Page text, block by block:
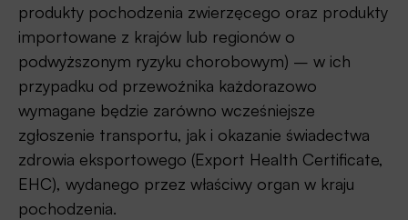
produkty pochodzenia zwierzęcego oraz produkty
importowane z krajów lub regionów o
podwyższonym ryzyku chorobowym) – w ich
przypadku od przewoźnika każdorazowo
wymagane będzie zarówno wcześniejsze
zgłoszenie transportu, jak i okazanie świadectwa
zdrowia eksportowego (Export Health Certificate,
EHC), wydanego przez właściwy organ w kraju
pochodzenia.